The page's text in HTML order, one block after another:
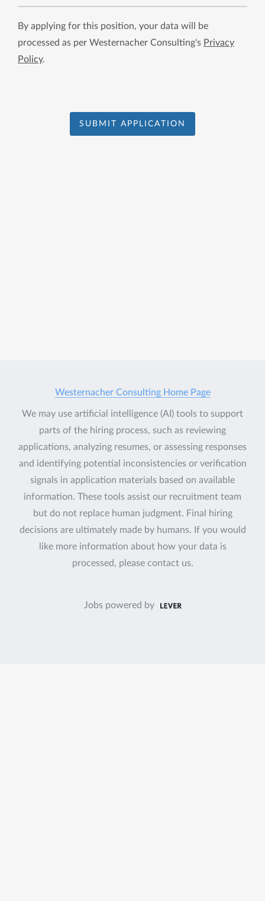
By applying for this position, your data will be
processed as per Westernacher Consulting's Privacy
Policy.
SUBMIT APPLICATION
Westernacher Consulting Home Page
We may use artificial intelligence (AI) tools to support
parts of the hiring process, such as reviewing
applications, analyzing resumes, or assessing responses
and identifying potential inconsistencies or verification
signals in application materials based on available
information. These tools assist our recruitment team
but do not replace human judgment. Final hiring
decisions are ultimately made by humans. If you would
like more information about how your data is
processed, please contact us.
Jobs powered by